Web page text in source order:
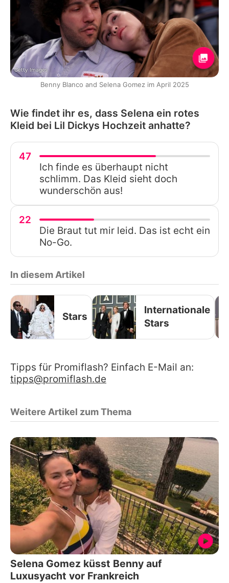
Getty Images
Benny Blanco and Selena Gomez im April 2025
Wie findet ihr es, dass Selena ein rotes
Kleid bei Lil Dickys Hochzeit anhatte?
47
Ich finde es überhaupt nicht
schlimm. Das Kleid sieht doch
wunderschön aus!
22
Die Braut tut mir leid. Das ist echt ein
No-Go.
In diesem Artikel
Stars
Internationale
Stars
Tipps für Promiflash? Einfach E-Mail an:
tipps@promiflash.de
Weitere Artikel zum Thema
Selena Gomez küsst Benny auf
Luxusyacht vor Frankreich